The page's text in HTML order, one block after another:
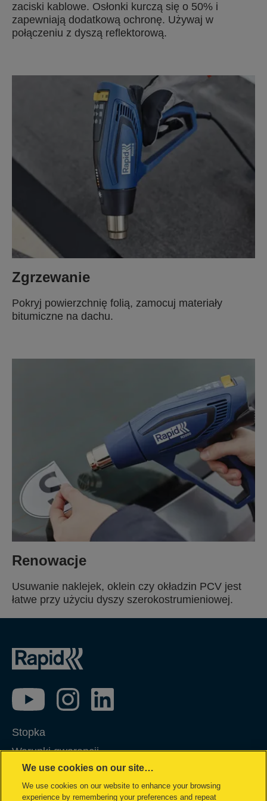
zaciski kablowe. Osłonki kurczą się o 50% i
zapewniają dodatkową ochronę. Używaj w
połączeniu z dyszą reflektorową.
Zgrzewanie
Pokryj powierzchnię folią, zamocuj materiały
bitumiczne na dachu.
Renowacje
Usuwanie naklejek, oklein czy okładzin PCV jest
łatwe przy użyciu dyszy szerokostrumieniowej.
Stopka
Warunki gwarancji
Polityka prywatności
Cookie Polityka
We use cookies on our site…
We use cookies on our website to enhance your browsing
experience by remembering your preferences and repeat